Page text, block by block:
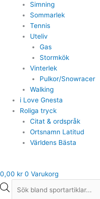
Simning
Sommarlek
Tennis
Uteliv
Gas
Stormkök
Vinterlek
Pulkor/Snowracer
Walking
i Love Gnesta
Roliga tryck
Citat & ordspråk
Ortsnamn Latitud
Världens Bästa
0,00 kr 0 Varukorg